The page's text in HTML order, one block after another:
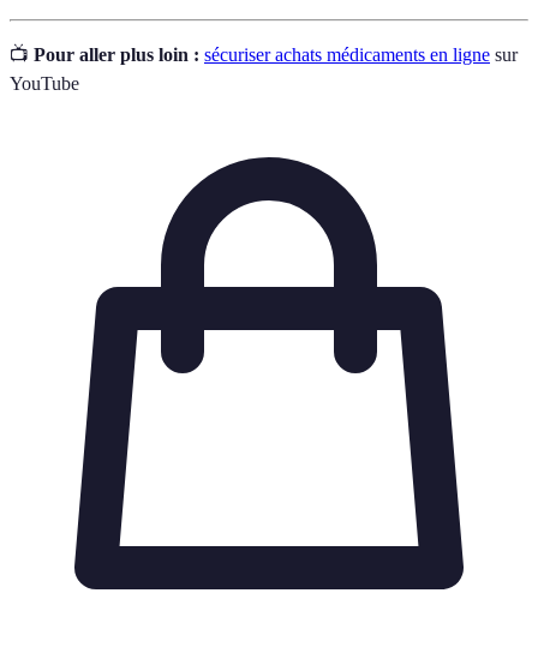
📺 Pour aller plus loin : sécuriser achats médicaments en ligne sur
YouTube